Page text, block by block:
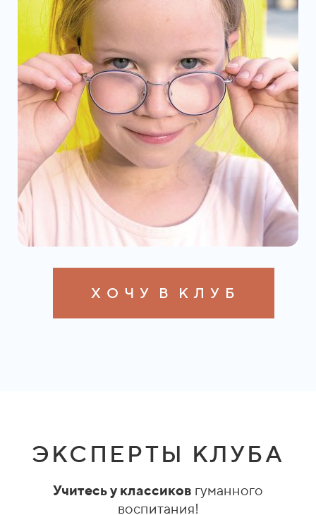
Х О Ч У В К Л У Б
ЭКСПЕРТЫ КЛУБА
Учитесь у классиков гуманного
воспитания!